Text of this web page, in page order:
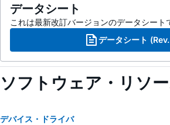
データシート
これは最新改訂バージョンのデータシート
データシート (Rev.
ソフトウェア・リソ
デバイス・ドライバ